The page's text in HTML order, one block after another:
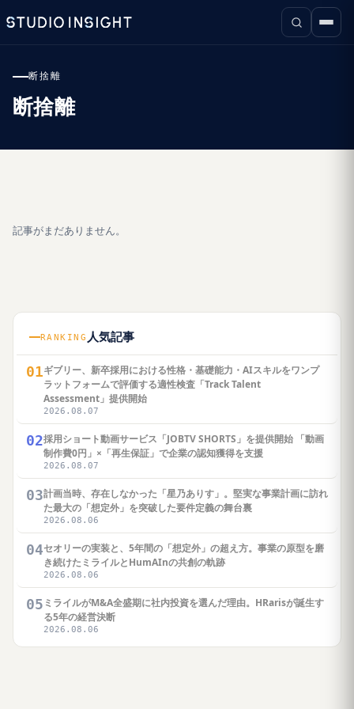
断捨離
断捨離
記事がまだありません。
RANKING 人気記事
01ギブリー、新卒採用における性格・基礎能力・AIスキルをワンプ
ラットフォームで評価する適性検査「Track Talent
Assessment」提供開始
2026.08.07
02採用ショート動画サービス「JOBTV SHORTS」を提供開始 「動画
制作費0円」×「再生保証」で企業の認知獲得を支援
2026.08.07
03計画当時、存在しなかった「星乃ありす」。堅実な事業計画に訪れ
た最大の「想定外」を突破した要件定義の舞台裏
2026.08.06
04セオリーの実装と、5年間の「想定外」の超え方。事業の原型を磨
き続けたミライルとHumAInの共創の軌跡
2026.08.06
05 ミライルがM&A全盛期に社内投資を選んだ理由。HRarisが誕生す
る5年の経営決断
2026.08.06